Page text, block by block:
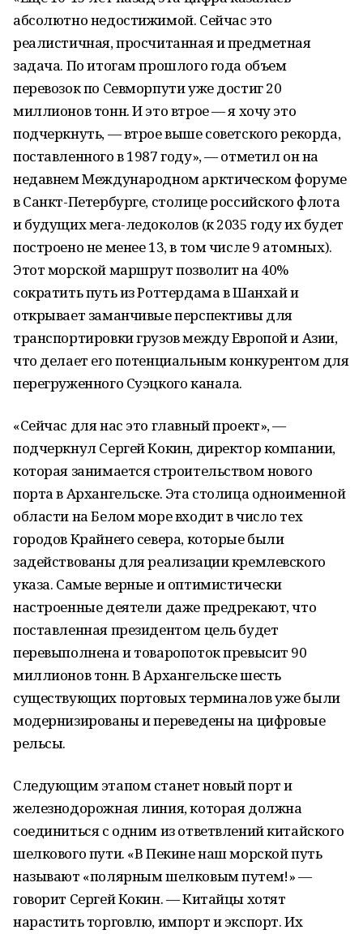
абсолютно недостижимой. Сейчас это
реалистичная, просчитанная и предметная
задача. По итогам прошлого года объем
перевозок по Севморпути уже достиг 20
миллионов тонн. И это втрое — я хочу это
подчеркнуть, — втрое выше советского рекорда,
поставленного в 1987 году», — отметил он на
недавнем Международном арктическом форуме
в Санкт-Петербурге, столице российского флота
и будущих мега-ледоколов (к 2035 году их будет
построено не менее 13, в том числе 9 атомных).
Этот морской маршрут позволит на 40%
сократить путь из Роттердама в Шанхай и
открывает заманчивые перспективы для
транспортировки грузов между Европой и Азии,
что делает его потенциальным конкурентом для
перегруженного Суэцкого канала.
«Сейчас для нас это главный проект», —
подчеркнул Сергей Кокин, директор компании,
которая занимается строительством нового
порта в Архангельске. Эта столица одноименной
области на Белом море входит в число тех
городов Крайнего севера, которые были
задействованы для реализации кремлевского
указа. Самые верные и оптимистически
настроенные деятели даже предрекают, что
поставленная президентом цель будет
перевыполнена и товаропоток превысит 90
миллионов тонн. В Архангельске шесть
существующих портовых терминалов уже были
модернизированы и переведены на цифровые
рельсы.
Следующим этапом станет новый порт и
железнодорожная линия, которая должна
соединиться с одним из ответвлений китайского
шелкового пути. «В Пекине наш морской путь
называют «полярным шелковым путем!» —
говорит Сергей Кокин. — Китайцы хотят
нарастить торговлю, импорт и экспорт. Их